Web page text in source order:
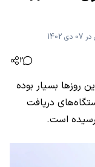
1402
2
روزها بسیار بوده
دریافت